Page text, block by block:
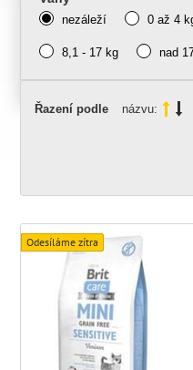
nezáleží 0 až 4
8,1 - 17 kg nad
Řazení podle názvu:
Odesíláme zítra